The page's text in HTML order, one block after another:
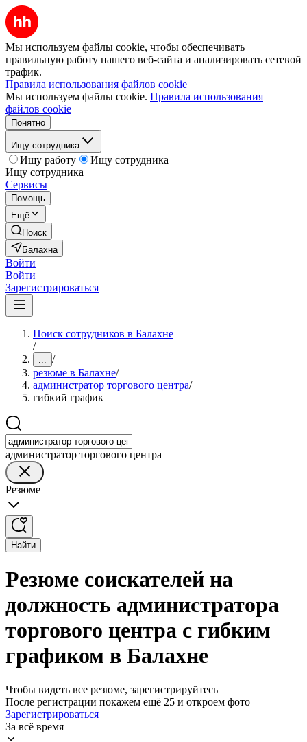
Мы используем файлы cookie, чтобы обеспечивать
правильную работу нашего веб-сайта и анализировать сетевой
трафик.
Правила использования файлов cookie
Мы используем файлы cookie. Правила использования
файлов cookie
Понятно
Ищу сотрудника
Ищу работу
Ищу сотрудника
Ищу сотрудника
Сервисы
Помощь
Ещё
Поиск
Балахна
Войти
Войти
Зарегистрироваться
Поиск сотрудников в Балахне
/
... /
резюме в Балахне/
администратор торгового центра/
гибкий график
администратор торгового центра
Резюме
Найти
Резюме соискателей на
должность администратора
торгового центра с гибким
графиком в Балахне
Чтобы видеть все резюме, зарегистрируйтесь
После регистрации покажем ещё 25 и откроем фото
Зарегистрироваться
За всё время